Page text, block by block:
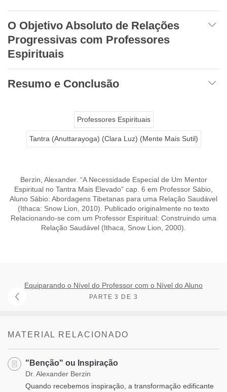
O Objetivo Absoluto de Relações
Progressivas com Professores
Espirituais
Resumo e Conclusão
Professores Espirituais
Tantra (Anuttarayoga) (Clara Luz) (Mente Mais Sutil)
Berzin, Alexander. “A Necessidade Especial de Um Mentor
Espiritual no Tantra Mais Elevado” cap. 6 em Professor Sábio,
Aluno Sábio: Abordagens Tibetanas para uma Relação Saudável
(Ithaca: Snow Lion, 2010). Publicado originalmente no texto
Relacionando-se com um Professor Espiritual: Construindo uma
Relação Saudável (Ithaca, Snow Lion, 2000).
Equiparando o Nível do Professor com o Nível do Aluno
PARTE 3 DE 3
MATERIAL RELACIONADO
"Benção" ou Inspiração
Dr. Alexander Berzin
Quando recebemos inspiração, a transformação edificante